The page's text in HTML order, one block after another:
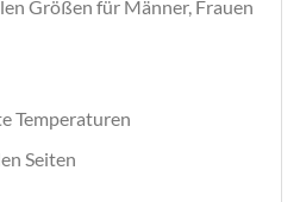
Größen für Männer, Frauen
Temperaturen
Seiten